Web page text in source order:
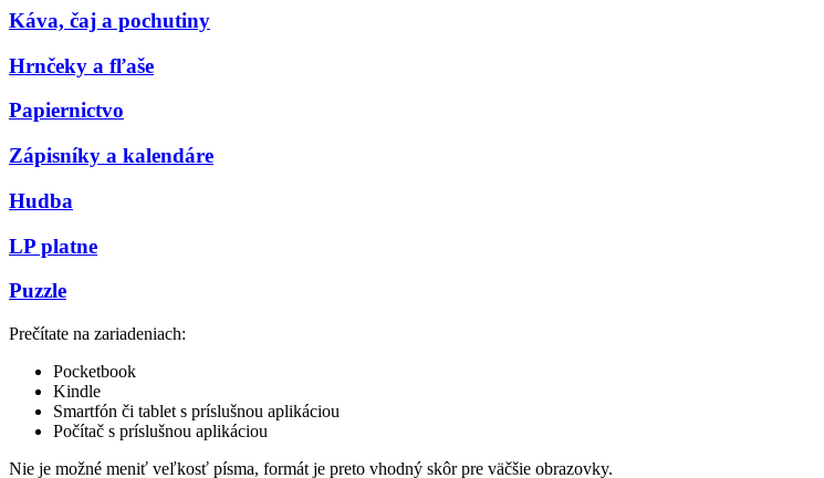
Káva, čaj a pochutiny
Hrnčeky a fľaše
Papiernictvo
Zápisníky a kalendáre
Hudba
LP platne
Puzzle
Prečítate na zariadeniach:
Pocketbook
Kindle
Smartfón či tablet s príslušnou aplikáciou
Počítač s príslušnou aplikáciou
Nie je možné meniť veľkosť písma, formát je preto vhodný skôr pre väčšie obrazovky.